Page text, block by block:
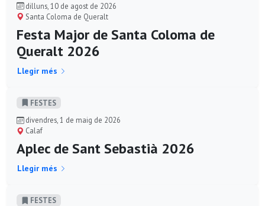
dilluns, 10 de agost de 2026
Santa Coloma de Queralt
Festa Major de Santa Coloma de
Queralt 2026
Llegir més
FESTES
divendres, 1 de maig de 2026
Calaf
Aplec de Sant Sebastià 2026
Llegir més
FESTES